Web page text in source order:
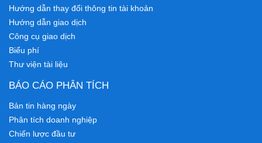
Hướng dẫn thay đổi thông tin tài khoản
Hướng dẫn giao dịch
Công cụ giao dịch
Biểu phí
Thư viện tài liệu
BÁO CÁO PHÂN TÍCH
Bản tin hàng ngày
Phân tích doanh nghiệp
Chiến lược đầu tư